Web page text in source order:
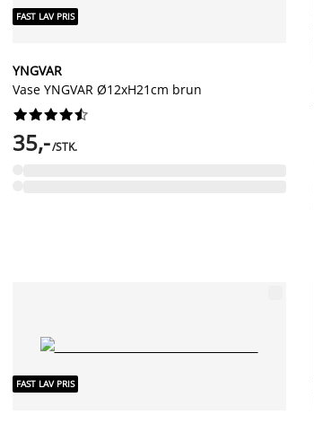
FAST LAV PRIS
YNGVAR
Vase YNGVAR Ø12xH21cm brun






35,-/STK.
FAST LAV PRIS